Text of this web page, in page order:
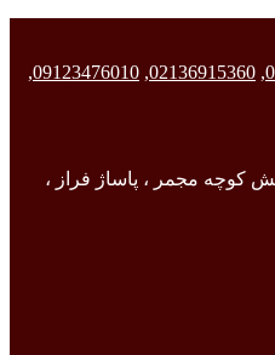
,
02136915360
,
09123476010
,
کوچه مجمر ، پاساژ فراز ،